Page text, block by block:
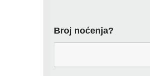
Broj noćenja?